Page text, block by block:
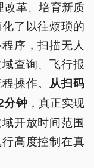
改革、培育新质
了以往烦琐的
序，扫描无人
查询、飞行报
操作。 从扫码
分钟，真正实现
开放时间范围
高度控制在真